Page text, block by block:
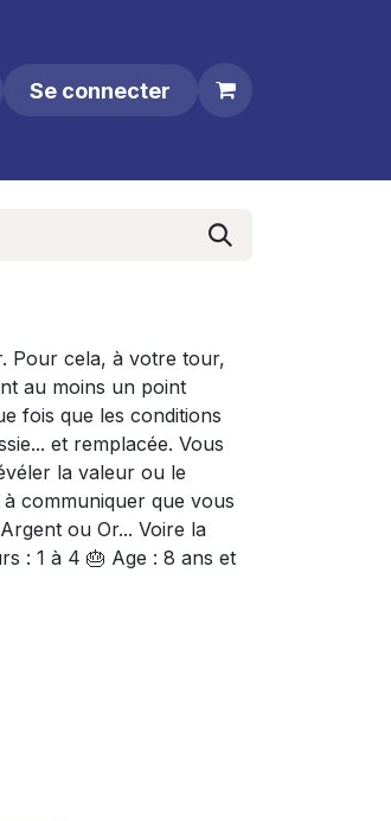
Se connecter
Pour cela, à votre tour,
au moins un point
fois que les conditions
et remplacée. Vous
la valeur ou le
communiquer que vous
ou Or... Voire la
: 1 à 4 🎂 Age : 8 ans et